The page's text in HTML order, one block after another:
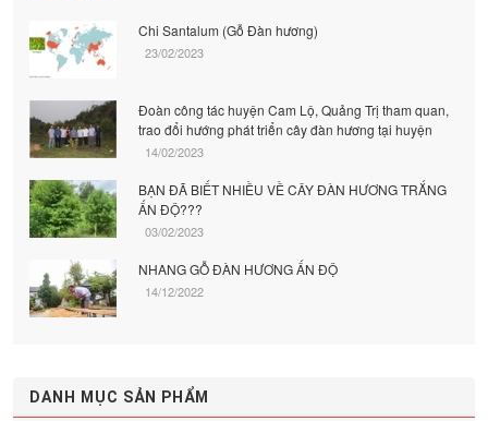
Chi Santalum (Gỗ Đàn hương)
23/02/2023
Đoàn công tác huyện Cam Lộ, Quảng Trị tham quan,
trao đổi hướng phát triển cây đàn hương tại huyện
14/02/2023
BẠN ĐÃ BIẾT NHIỀU VỀ CÂY ĐÀN HƯƠNG TRẮNG
ẤN ĐỘ???
03/02/2023
NHANG GỖ ĐÀN HƯƠNG ẤN ĐỘ
14/12/2022
DANH MỤC SẢN PHẨM